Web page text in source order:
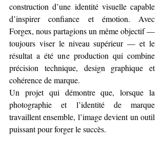
construction d’une identité visuelle capable
d’inspirer confiance et émotion. Avec
Forgex, nous partagions un même objectif —
toujours viser le niveau supérieur — et le
résultat a été une production qui combine
précision technique, design graphique et
cohérence de marque.
Un projet qui démontre que, lorsque la
photographie et l’identité de marque
travaillent ensemble, l’image devient un outil
puissant pour forger le succès.